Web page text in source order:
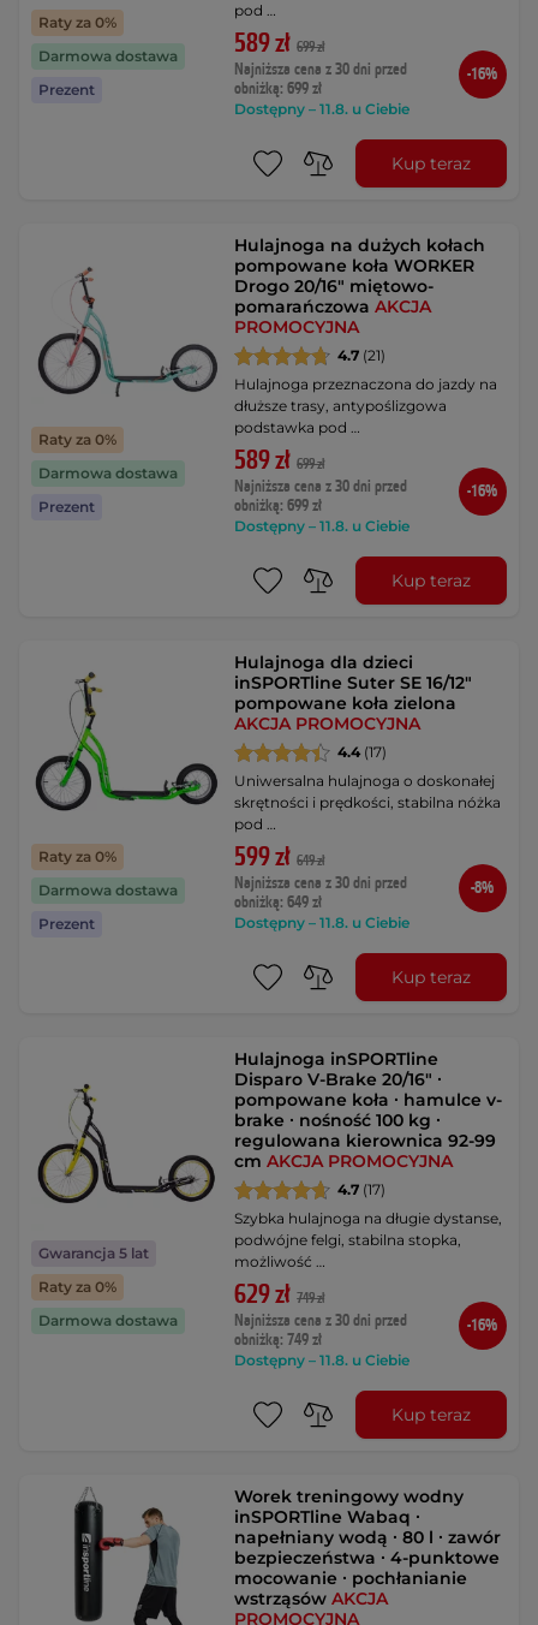
Raty za 0%
Darmowa dostawa
Prezent
pod …
589 zł 699 zł
Najniższa cena z 30 dni przed
obniżką: 699 zł
Dostępny – 11.8. u Ciebie
-16%
Kup teraz
Raty za 0%
Darmowa dostawa
Prezent
Hulajnoga na dużych kołach
pompowane koła WORKER
Drogo 20/16" miętowo-
pomarańczowaAKCJA
PROMOCYJNA
4.7 (21)
Hulajnoga przeznaczona do jazdy na
dłuższe trasy, antypoślizgowa
podstawka pod …
589 zł 699 zł
Najniższa cena z 30 dni przed
obniżką: 699 zł
Dostępny – 11.8. u Ciebie
-16%
Kup teraz
Raty za 0%
Darmowa dostawa
Prezent
Hulajnoga dla dzieci
inSPORTline Suter SE 16/12"
pompowane koła zielona
AKCJA PROMOCYJNA
4.4 (17)
Uniwersalna hulajnoga o doskonałej
skrętności i prędkości, stabilna nóżka
pod …
599 zł 649 zł
Najniższa cena z 30 dni przed
obniżką: 649 zł
Dostępny – 11.8. u Ciebie
-8%
Kup teraz
Gwarancja 5 lat
Raty za 0%
Darmowa dostawa
Hulajnoga inSPORTline
Disparo V-Brake 20/16" ∙
pompowane koła ∙ hamulce v-
brake ∙ nośność 100 kg ∙
regulowana kierownica 92-99
cmAKCJA PROMOCYJNA
4.7 (17)
Szybka hulajnoga na długie dystanse,
podwójne felgi, stabilna stopka,
możliwość …
629 zł 749 zł
Najniższa cena z 30 dni przed
obniżką: 749 zł
Dostępny – 11.8. u Ciebie
-16%
Kup teraz
Worek treningowy wodny
inSPORTline Wabaq ∙
napełniany wodą ∙ 80 l ∙ zawór
bezpieczeństwa ∙ 4-punktowe
mocowanie ∙ pochłanianie
wstrząsówAKCJA
PROMOCYJNA